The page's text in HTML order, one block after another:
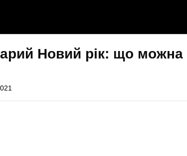
Новий рік: що можна